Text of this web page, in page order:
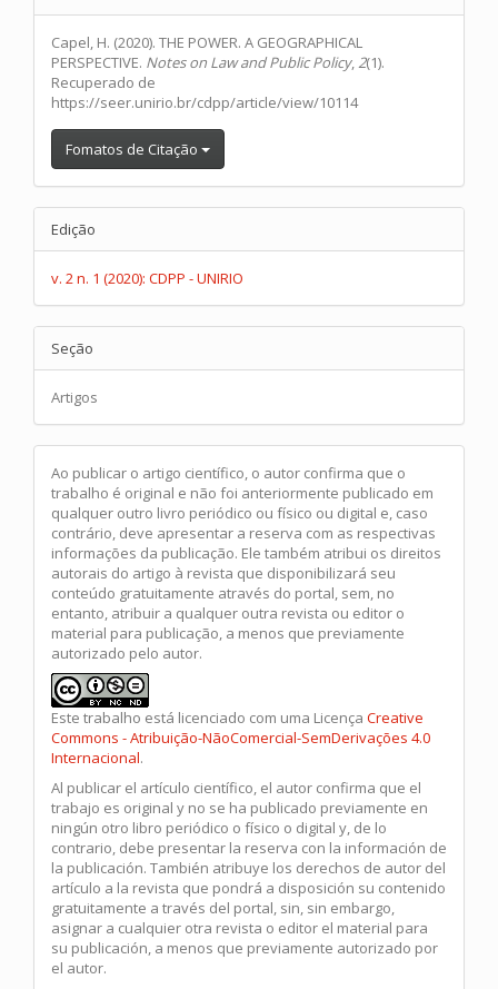
Details
Capel, H. (2020). THE POWER. A GEOGRAPHICAL
PERSPECTIVE. Notes on Law and Public Policy, 2(1).
Recuperado de
https://seer.unirio.br/cdpp/article/view/10114
Fomatos de Citação
Edição
v. 2 n. 1 (2020): CDPP - UNIRIO
Seção
Artigos
Ao publicar o artigo científico, o autor confirma que o
trabalho é original e não foi anteriormente publicado em
qualquer outro livro periódico ou físico ou digital e, caso
contrário, deve apresentar a reserva com as respectivas
informações da publicação. Ele também atribui os direitos
autorais do artigo à revista que disponibilizará seu
conteúdo gratuitamente através do portal, sem, no
entanto, atribuir a qualquer outra revista ou editor o
material para publicação, a menos que previamente
autorizado pelo autor.
Este trabalho está licenciado com uma Licença Creative
Commons - Atribuição-NãoComercial-SemDerivações 4.0
Internacional.
Al publicar el artículo científico, el autor confirma que el
trabajo es original y no se ha publicado previamente en
ningún otro libro periódico o físico o digital y, de lo
contrario, debe presentar la reserva con la información de
la publicación. También atribuye los derechos de autor del
artículo a la revista que pondrá a disposición su contenido
gratuitamente a través del portal, sin, sin embargo,
asignar a cualquier otra revista o editor el material para
su publicación, a menos que previamente autorizado por
el autor.